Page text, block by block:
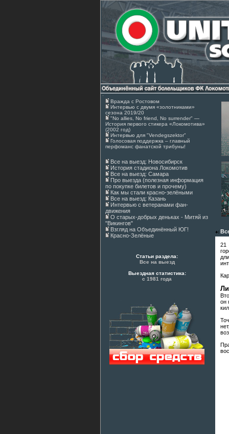
Вражда с Ростовом
Интервью с двумя «золотниками»
сезона 2019/20
"No allies, No friend, No surrender" —
История первого стикера «Локомотива»
(2002 год)
Интервью для "Vendegszektor"
Голосовая поддержка – главный
перфоманс фанатской трибуны!
Все на выезд: Новосибирск
История стадиона Локомотив
Все на выезд: Самара
Про выезда (полезная информация
по покупке билетов и прочему)
Как мы стали красно-зелёными
Все на выезд: Казань
Интервью с ветеранами фан-
движения
О старых-добрых деньках - Митяй из
"Викингов"
Взгляд на Объединённый ЮГ!
Красно-Зелёные
Статьи раздела:
Все на выезд
Выездная статистика:
с 1981 года
21
он